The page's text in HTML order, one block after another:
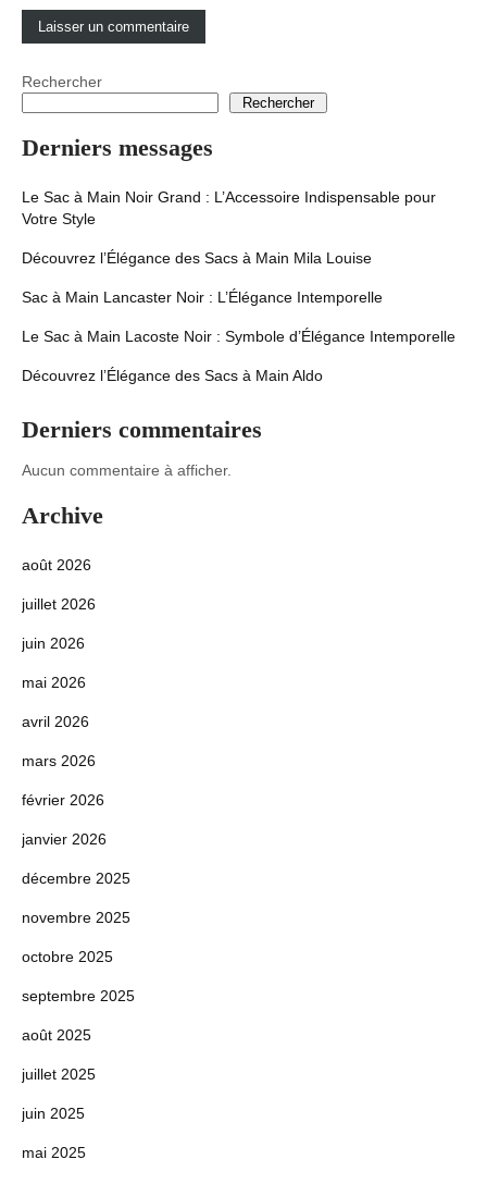
Rechercher
Rechercher
Derniers messages
Le Sac à Main Noir Grand : L’Accessoire Indispensable pour
Votre Style
Découvrez l’Élégance des Sacs à Main Mila Louise
Sac à Main Lancaster Noir : L’Élégance Intemporelle
Le Sac à Main Lacoste Noir : Symbole d’Élégance Intemporelle
Découvrez l’Élégance des Sacs à Main Aldo
Derniers commentaires
Aucun commentaire à afficher.
Archive
août 2026
juillet 2026
juin 2026
mai 2026
avril 2026
mars 2026
février 2026
janvier 2026
décembre 2025
novembre 2025
octobre 2025
septembre 2025
août 2025
juillet 2025
juin 2025
mai 2025